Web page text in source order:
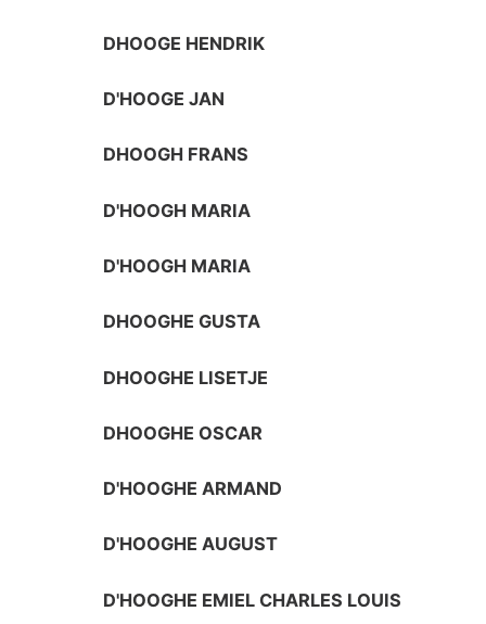
DHOOGE HENDRIK
D'HOOGE JAN
DHOOGH FRANS
D'HOOGH MARIA
D'HOOGH MARIA
DHOOGHE GUSTA
DHOOGHE LISETJE
DHOOGHE OSCAR
D'HOOGHE ARMAND
D'HOOGHE AUGUST
D'HOOGHE EMIEL CHARLES LOUIS